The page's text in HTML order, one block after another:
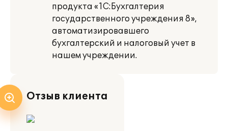
продукта «1С:Бухгалтерия
государственного учреждения 8»,
автоматизировавшего
бухгалтерский и налоговый учет в
нашем учреждении.
Отзыв клиента